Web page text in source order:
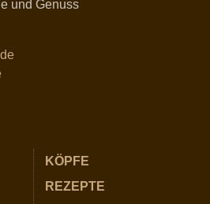
und Genuss
KÖPFE
REZEPTE